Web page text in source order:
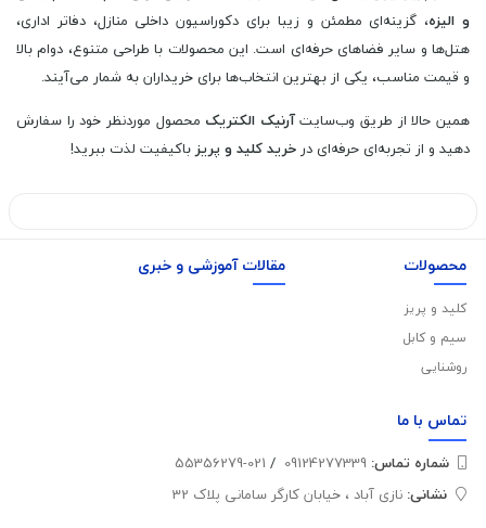
و الیزه، گزینه‌ای مطمئن و زیبا برای دکوراسیون داخلی منازل، دفاتر اداری،
هتل‌ها و سایر فضاهای حرفه‌ای است. این محصولات با طراحی متنوع، دوام بالا
و قیمت مناسب، یکی از بهترین انتخاب‌ها برای خریداران به شمار می‌آیند.
همین حالا از طریق وب‌سایت آرنیک الکتریک محصول موردنظر خود را سفارش
دهید و از تجربه‌ای حرفه‌ای در خرید کلید و پریزباکیفیت لذت ببرید!
محصولات
کلید و پریز
سیم و کابل
روشنایی
مقالات آموزشی و خبری
تماس با ما
شماره تماس‌: /
021-55356279
نشانی: نازی آباد ، خیابان کارگر سامانی پلاک 32